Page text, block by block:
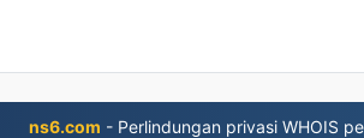
ns6.com - Perlindungan privasi WHOIS